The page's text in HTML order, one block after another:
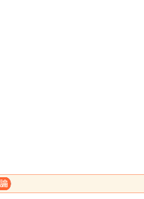
、購滿1500元，免費送到府-未滿1500元
、購物滿2000元起送超質贈品-請參考滿